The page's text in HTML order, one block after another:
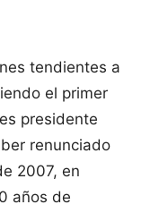
tendientes a
el primer
presidente
renunciado
2007, en
años de